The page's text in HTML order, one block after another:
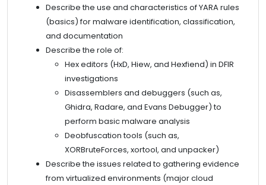
Describe the use and characteristics of YARA rules
(basics) for malware identification, classification,
and documentation
Describe the role of:
Hex editors (HxD, Hiew, and Hexfiend) in DFIR
investigations
Disassemblers and debuggers (such as,
Ghidra, Radare, and Evans Debugger) to
perform basic malware analysis
Deobfuscation tools (such as,
XORBruteForces, xortool, and unpacker)
Describe the issues related to gathering evidence
from virtualized environments (major cloud